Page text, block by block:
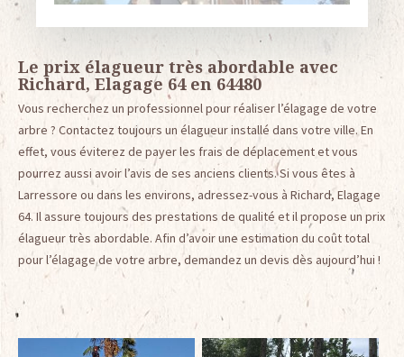
Le prix élagueur très abordable avec
Richard, Elagage 64 en 64480
Vous recherchez un professionnel pour réaliser l’élagage de votre
arbre ? Contactez toujours un élagueur installé dans votre ville. En
effet, vous éviterez de payer les frais de déplacement et vous
pourrez aussi avoir l’avis de ses anciens clients. Si vous êtes à
Larressore ou dans les environs, adressez-vous à Richard, Elagage
64. Il assure toujours des prestations de qualité et il propose un prix
élagueur très abordable. Afin d’avoir une estimation du coût total
pour l’élagage de votre arbre, demandez un devis dès aujourd’hui !